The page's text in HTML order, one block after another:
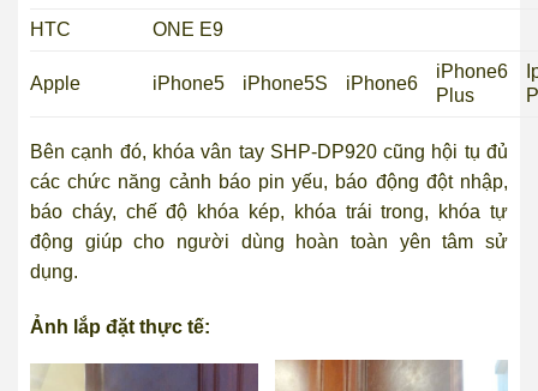
HTC ONE E9
Apple iPhone5 iPhone5S iPhone6
iPhone6
Plus
Bên cạnh đó, khóa vân tay SHP-DP920 cũng hội tụ đủ
các chức năng cảnh báo pin yếu, báo động đột nhập,
báo cháy, chế độ khóa kép, khóa trái trong, khóa tự
động giúp cho người dùng hoàn toàn yên tâm sử
dụng.
Ảnh lắp đặt thực tế: